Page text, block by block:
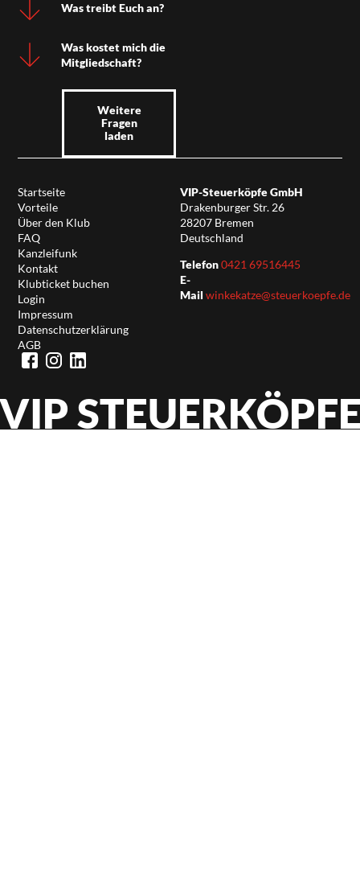
Was treibt Euch an?
Was kostet mich die
Mitgliedschaft?
Weitere
Fragen
laden
Startseite
Vorteile
Über den Klub
FAQ
Kanzleifunk
Kontakt
Klubticket buchen
Login
Impressum
Datenschutzerklärung
AGB
VIP-Steuerköpfe GmbH
Drakenburger Str. 26
28207 Bremen
Deutschland
Telefon0421 69516445
E-
Mail winkekatze@steuerkoepfe.de